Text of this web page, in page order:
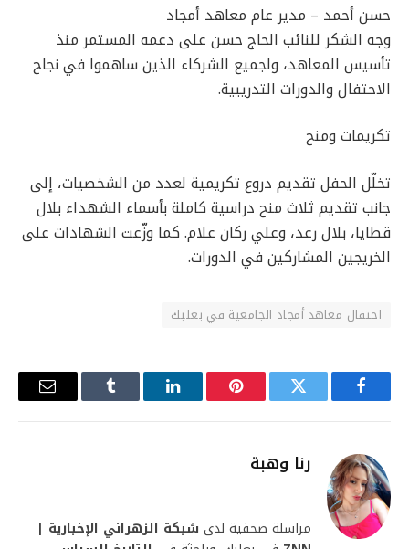
حسن أحمد – مدير عام معاهد أمجاد
وجه الشكر للنائب الحاج حسن على دعمه المستمر منذ
تأسيس المعاهد، ولجميع الشركاء الذين ساهموا في نجاح
الاحتفال والدورات التدريبية.
تكريمات ومنح
تخلّل الحفل تقديم دروع تكريمية لعدد من الشخصيات، إلى
جانب تقديم ثلاث منح دراسية كاملة بأسماء الشهداء بلال
قطايا، بلال رعد، وعلي ركان علام. كما وزّعت الشهادات على
الخريجين المشاركين في الدورات.
احتفال معاهد أمجاد الجامعية في بعلبك
فيسبوك تويتر بينتيريستلينكدإن Tumblr
البريد
رنا وهبة
مراسلة صحفية لدى شبكة الزهراني الإخبارية |